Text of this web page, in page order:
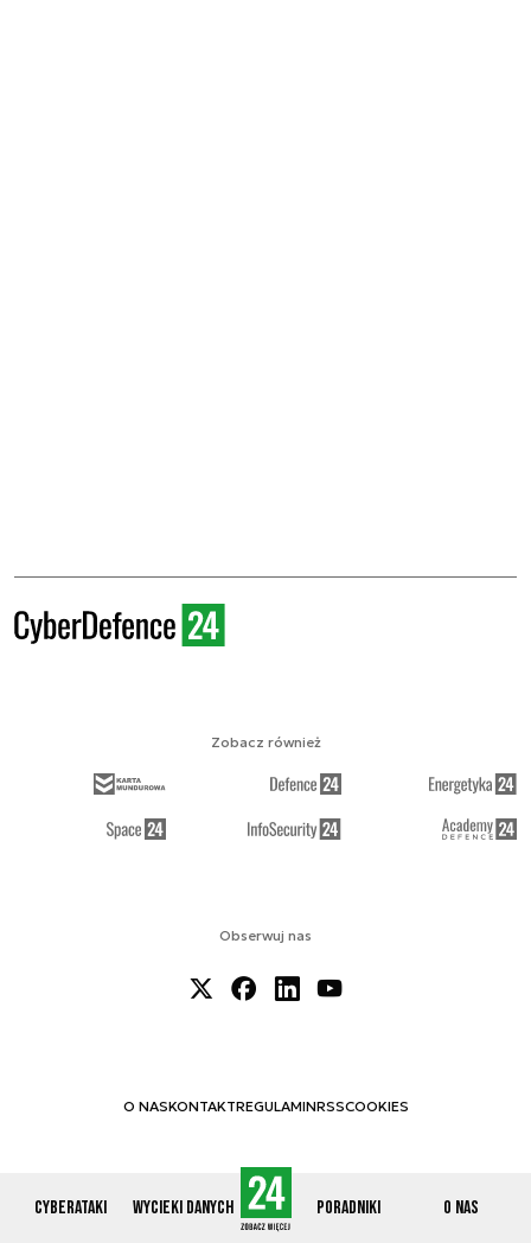
Cyberataki Wycieki danych Poradniki O nas
Obserwuj nas
O NASKONTAKTREGULAMINRSSCOOKIES
Zobacz również
© 2012-2026 CYBERDEFENCE24